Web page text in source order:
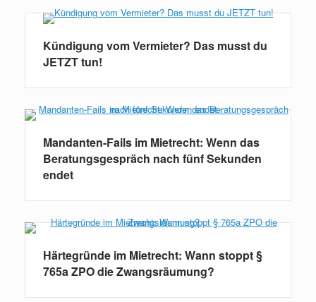
Kündigung vom Vermieter? Das musst du
JETZT tun!
Mandanten-Fails im Mietrecht: Wenn das
Beratungsgespräch nach fünf Sekunden
endet
Härtegründe im Mietrecht: Wann stoppt §
765a ZPO die Zwangsräumung?